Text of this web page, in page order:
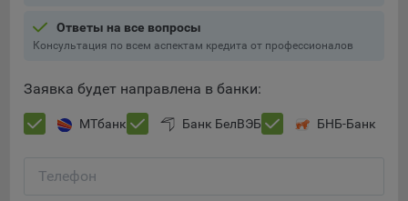
пользователей с сайтом.
контента. Данные файлы cookie собирают информацию о
позволяют Обществу «запомнить» информацию о
настраивать сайт.
Ответы на все вопросы
Консультация по всем аспектам кредита от профессионалов
Заявка будет направлена в банки:
МТбанк Банк БелВЭБ БНБ-Банк
Телефон